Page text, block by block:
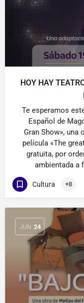
HOY HAY
Te esperamos
Español de
Gran Show», una
película «The
gratuita, por
ambientada a
Cultura +8
JUN 24